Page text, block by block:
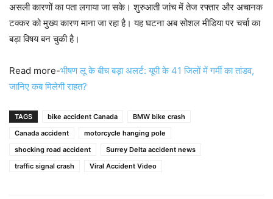
असली कारणों का पता लगाया जा सके। शुरुआती जांच में तेज रफ्तार और अचानक
टक्कर को मुख्य कारण माना जा रहा है। यह घटना अब सोशल मीडिया पर चर्चा का
बड़ा विषय बन चुकी है।
Read more-भीषण लू के बीच बड़ा अलर्ट: यूपी के 41 जिलों में गर्मी का तांडव,
जानिए कब मिलेगी राहत?
TAGS bike accident Canada
BMW bike crash
Canada accident
motorcycle hanging pole
shocking road accident
Surrey Delta accident news
traffic signal crash
Viral Accident Video